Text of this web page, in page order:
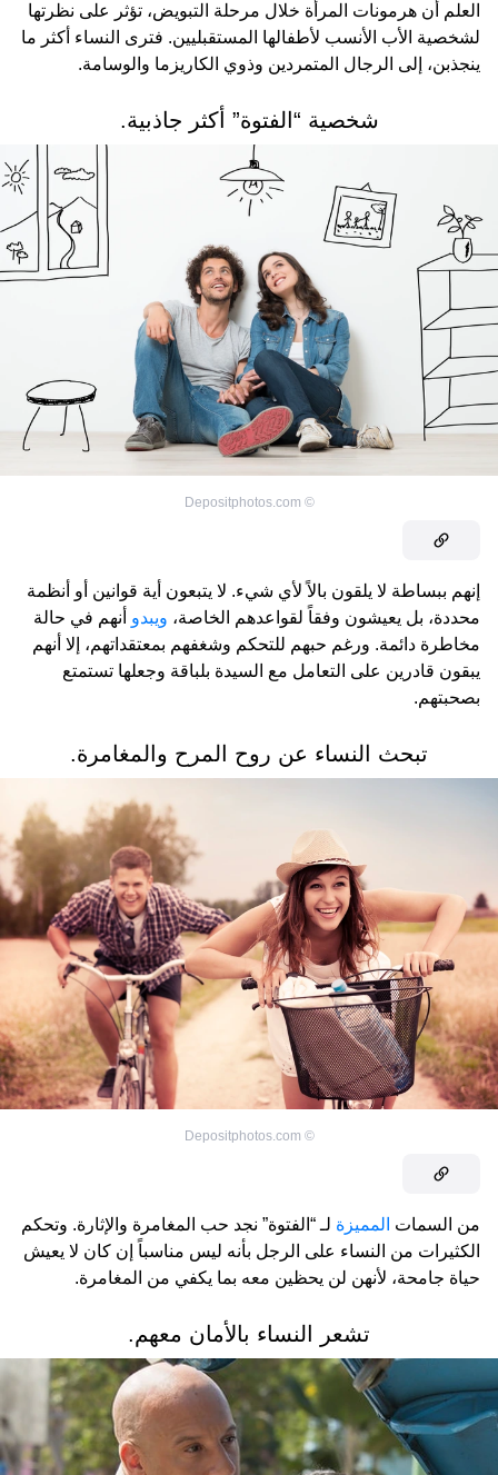
العلم أن هرمونات المرأة خلال مرحلة التبويض، تؤثر على نظرتها
لشخصية الأب الأنسب لأطفالها المستقبليين. فترى النساء أكثر ما
ينجذبن، إلى الرجال المتمردين وذوي الكاريزما والوسامة.
شخصية “الفتوة” أكثر جاذبية.
©
Depositphotos.com
إنهم ببساطة لا يلقون بالاً لأي شيء. لا يتبعون أية قوانين أو أنظمة
محددة، بل يعيشون وفقاً لقواعدهم الخاصة، ويبدو أنهم في حالة
مخاطرة دائمة. ورغم حبهم للتحكم وشغفهم بمعتقداتهم، إلا أنهم
يبقون قادرين على التعامل مع السيدة بلباقة وجعلها تستمتع
بصحبتهم.
تبحث النساء عن روح المرح والمغامرة.
©
Depositphotos.com
من السمات المميزة لـ “الفتوة” نجد حب المغامرة والإثارة. وتحكم
الكثيرات من النساء على الرجل بأنه ليس مناسباً إن كان لا يعيش
حياة جامحة، لأنهن لن يحظين معه بما يكفي من المغامرة.
تشعر النساء بالأمان معهم.